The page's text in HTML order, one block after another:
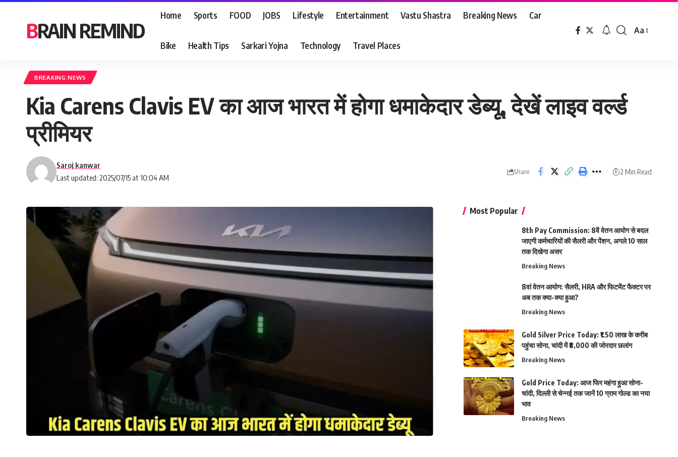
BRAIN REMIND
Home Sports FOOD JOBS Lifestyle Entertainment Vastu Shastra Breaking News Car
Bike Health Tips Sarkari Yojna Technology Travel Places
Font
Aa
BREAKING NEWS
Kia Carens Clavis EV का आज भारत में होगा धमाकेदार डेब्यू, देखें लाइव वर्ल्ड
प्रीमियर
Last updated: 2025/07/15 at 10:04 AM
Saroj kanwar
Share 2 Min Read
Most Popular
8th Pay Commission: 8वें वेतन आयोग से बदल
जाएगी कर्मचारियों की सैलरी और पेंशन, अगले 10 साल
तक दिखेगा असर
Breaking News
8वां वेतन आयोग: सैलरी, HRA और फिटमेंट फैक्टर पर
अब तक क्या-क्या हुआ?
Breaking News
Gold Silver Price Today: ₹1.50 लाख के करीब
पहुंचा सोना, चांदी में ₹8,000 की जोरदार छलांग
Breaking News
Gold Price Today: आज फिर महंगा हुआ सोना-
चांदी, दिल्ली से चेन्नई तक जानें 10 ग्राम गोल्ड का नया
भाव
Breaking News